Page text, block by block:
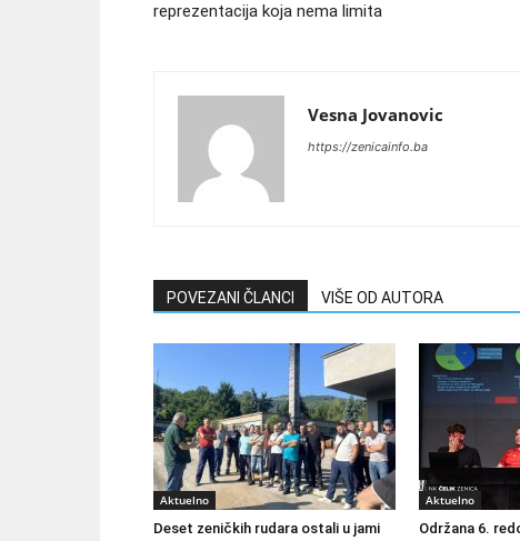
reprezentacija koja nema limita
Vesna Jovanovic
https://zenicainfo.ba
POVEZANI ČLANCI VIŠE OD AUTORA
Aktuelno
Deset zeničkih rudara ostali u jami
Aktuelno
Održana 6.